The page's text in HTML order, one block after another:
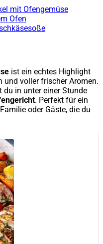
mit Ofengemüse
Ofen
ist ein echtes Highlight
voller frischer Aromen.
in unter einer Stunde
. Perfekt für ein
oder Gäste, die du